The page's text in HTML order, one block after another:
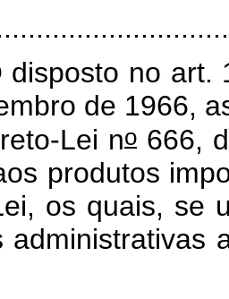
disposto no art.
de 1966,
Lei no 666,
produtos
os quais, se
administrativas